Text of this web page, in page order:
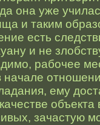
она уже
и таким
есть
и не
рабочее
начале
ему
зачастую